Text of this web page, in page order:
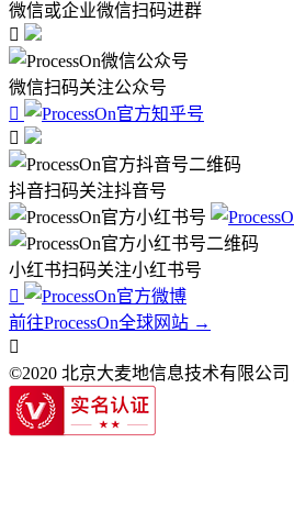
微信或企业微信扫码进群

微信扫码关注公众号


抖音扫码关注抖音号
小红书扫码关注小红书号

前往ProcessOn全球网站 →

©2020 北京大麦地信息技术有限公司